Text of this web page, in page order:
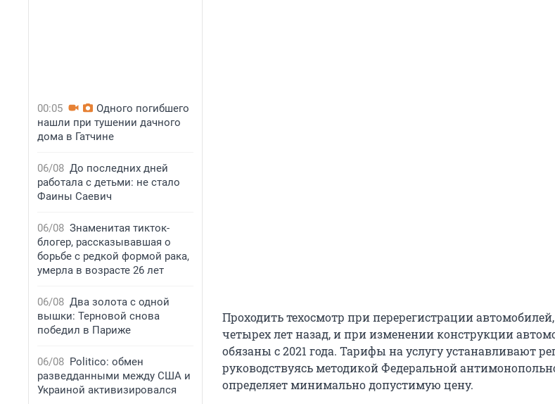
00:05
Одного погибшего
нашли при тушении дачного
дома в Гатчине
06/08 До последних дней
работала с детьми: не стало
Фаины Саевич
06/08 Знаменитая тикток-
блогер, рассказывавшая о
борьбе с редкой формой рака,
умерла в возрасте 26 лет
06/08 Два золота с одной
вышки: Терновой снова
победил в Париже
06/08 Politico: обмен
разведданными между США и
Украиной активизировался
Проходить техосмотр при перерегистрации
четырех лет назад, и при изменении конструкции
обязаны с 2021 года. Тарифы на услугу устанавливают
руководствуясь методикой Федеральной
определяет минимально допустимую цену.